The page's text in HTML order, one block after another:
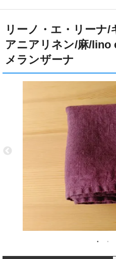
リーノ・エ・リーナ
アニアリネン/麻/lino
メランザーナ